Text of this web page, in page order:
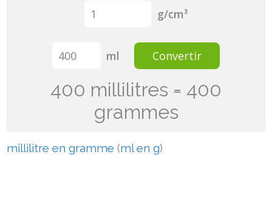
g/cm³
ml Convertir
400 millilitres = 400
grammes
millilitre en gramme (ml en g)